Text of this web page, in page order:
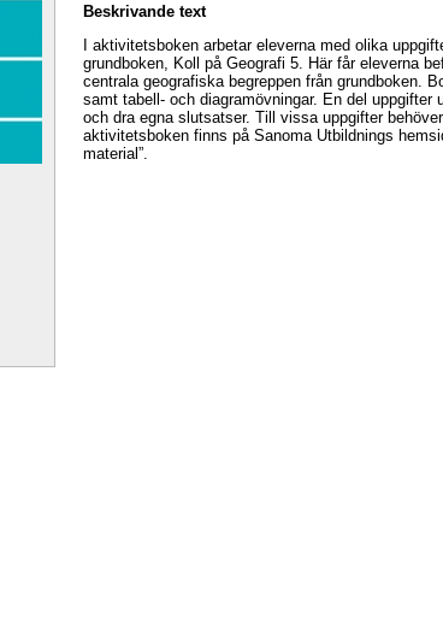
Beskrivande text
I aktivitetsboken arbetar eleverna med olika
grundboken, Koll på Geografi 5. Här får eleverna
centrala geografiska begreppen från grundboken.
samt tabell- och diagramövningar. En del uppgifter
och dra egna slutsatser. Till vissa uppgifter
aktivitetsboken finns på Sanoma Utbildnings
material”.